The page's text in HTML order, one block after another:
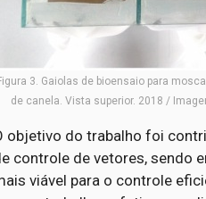
3. Gaiolas de bioensaio para
de canela. Vista superior. 2018 /
objetivo do trabalho foi
controle de vetores, sendo
viável para o controle